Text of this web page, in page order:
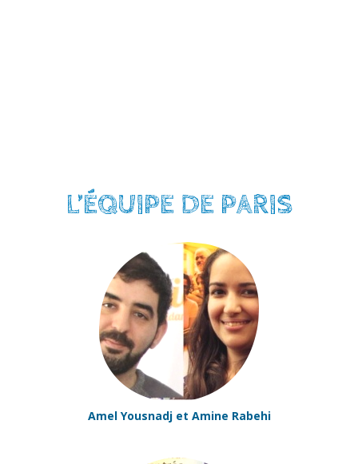
L’ÉQUIPE DE PARIS
Amel Yousnadj et Amine Rabehi